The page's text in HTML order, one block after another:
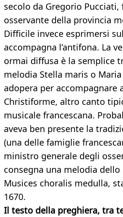
secolo da Gregorio Pucciati,
osservante della provincia
Difficile invece esprimersi
accompagna l’antifona. La
ormai diffusa è la semplice
melodia Stella maris o
adopera per accompagnare
Christiforme, altro canto
musicale francescana.
aveva ben presente la
(una delle famiglie
ministro generale degli
consegna una melodia
Musices choralis medulla,
1670.
Il testo della preghiera, tra